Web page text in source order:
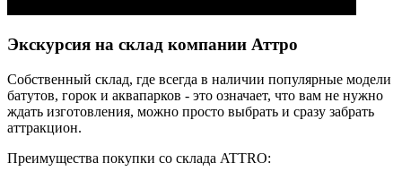
Экскурсия на склад компании Аттро
Cобственный склад, где всегда в наличии популярные модели
батутов, горок и аквапарков - это означает, что вам не нужно
ждать изготовления, можно просто выбрать и сразу забрать
аттракцион.
Преимущества покупки со склада ATTRO: